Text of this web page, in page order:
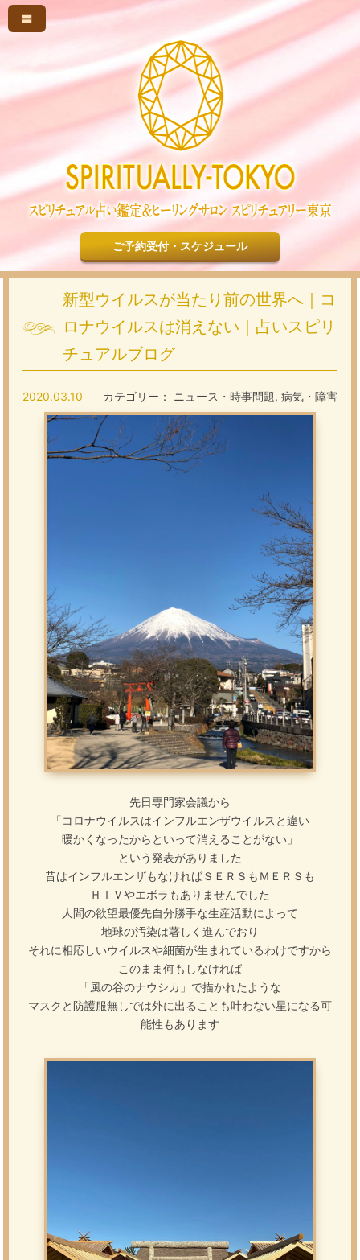
〓
ご予約受付・スケジュール
新型ウイルスが当たり前の世界へ｜コ
ロナウイルスは消えない｜占いスピリ
チュアルブログ
カテゴリー： ニュース・時事問題, 病気・障害
2020.03.10
先日専門家会議から
「コロナウイルスはインフルエンザウイルスと違い
暖かくなったからといって消えることがない」
という発表がありました
昔はインフルエンザもなければＳＥＲＳもＭＥＲＳも
ＨＩＶやエボラもありませんでした
人間の欲望最優先自分勝手な生産活動によって
地球の汚染は著しく進んでおり
それに相応しいウイルスや細菌が生まれているわけですから
このまま何もしなければ
「風の谷のナウシカ」で描かれたような
マスクと防護服無しでは外に出ることも叶わない星になる可
能性もあります